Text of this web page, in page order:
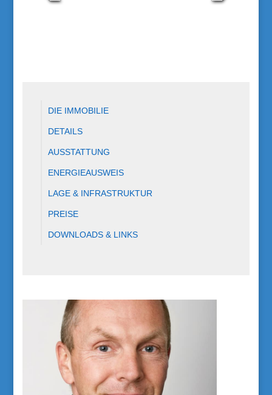
DIE IMMOBILIE
DETAILS
AUSSTATTUNG
ENERGIEAUSWEIS
LAGE & INFRASTRUKTUR
PREISE
DOWNLOADS & LINKS